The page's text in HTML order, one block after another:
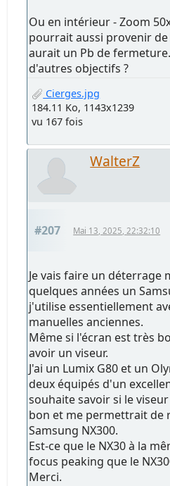
Ou en intérieur - Zoom
pourrait aussi provenir
aurait un Pb de
d'autres objectifs ?
Cierges.jpg
184.11 Ko, 1143x1239
vu 167 fois
WalterZ
#207 Mai 13, 2025, 22:32:10
Je vais faire un déterrage
quelques années un
j'utilise essentiellement
manuelles anciennes.
Même si l'écran est très
avoir un viseur.
J'ai un Lumix G80 et un
deux équipés d'un
souhaite savoir si le
bon et me permettrait de
Samsung NX300.
Est-ce que le NX30 à la
focus peaking que le
Merci.